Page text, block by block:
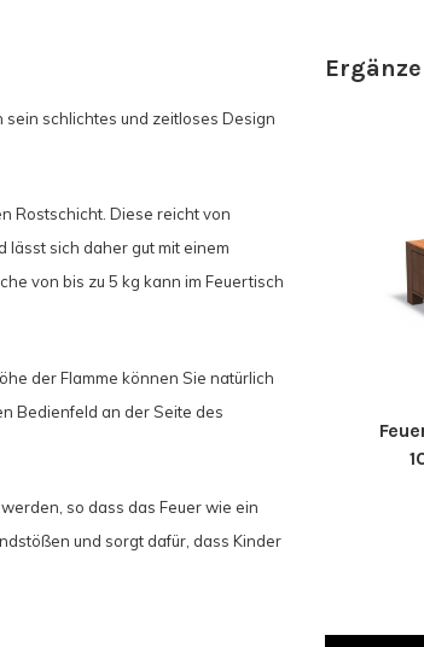
schlichtes und zeitloses Design
Rostschicht. Diese reicht von
lässt sich daher gut mit einem
von bis zu 5 kg kann im Feuertisch
der Flamme können Sie natürlich
Bedienfeld an der Seite des
so dass das Feuer wie ein
und sorgt dafür, dass Kinder